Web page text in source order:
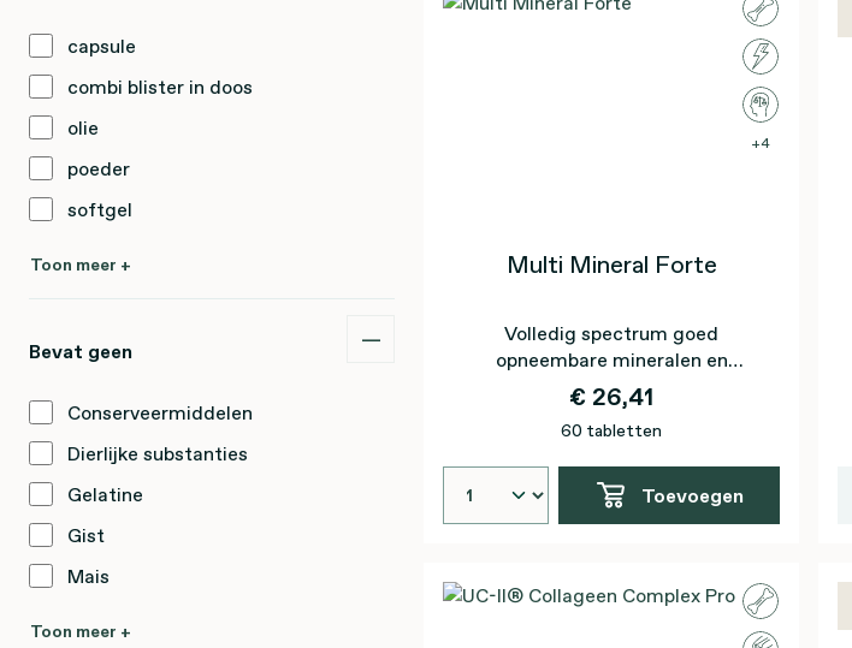
capsule
combi blister in doos
olie
poeder
softgel
Toon meer +
Bevat geen
Conserveermiddelen
Dierlijke substanties
Gelatine
Gist
Mais
Toon meer +
4
Multi Mineral Forte
Volledig spectrum goed
opneembare mineralen en
spoorelementen voor elke dag
€ 26,41
60 tabletten
Toevoegen